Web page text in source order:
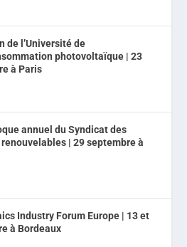
de l’Université de
photovoltaïque | 23
à Paris
annuel du Syndicat des
| 29 septembre à
Industry Forum Europe | 13 et
à Bordeaux